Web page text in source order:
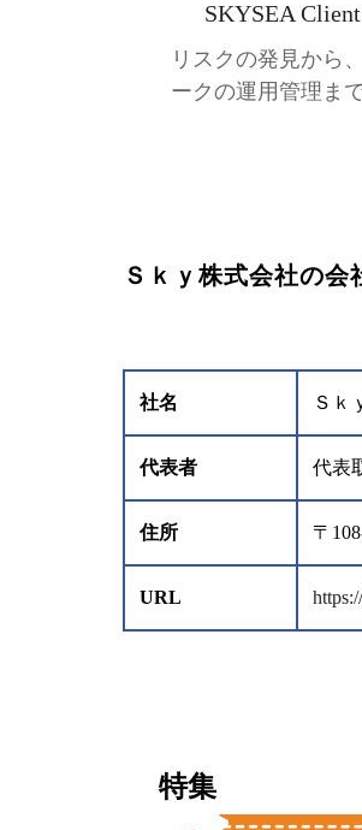
SKYSEA
リスクの発見から
ークの運用管理ま
Ｓｋｙ株式会社の会
社名 Ｓｋ
代表者 代表
住所 〒
URL
特集